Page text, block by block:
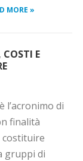
MORE »
COSTI E
l’acronimo di
finalità
costituire
gruppi di